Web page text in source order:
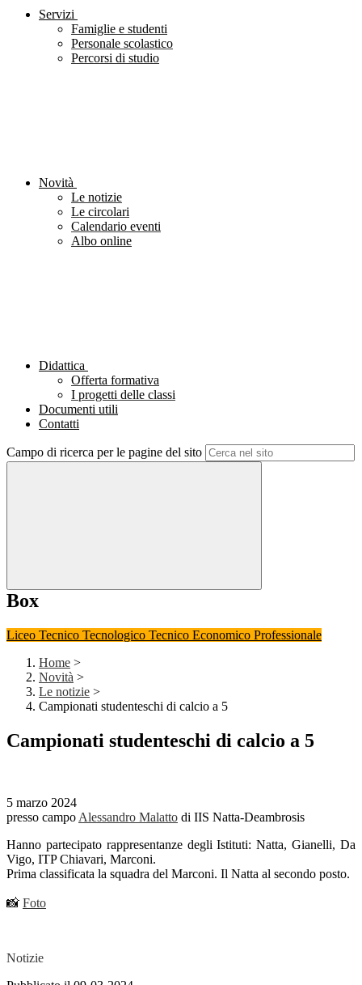
Servizi
Famiglie e studenti
Personale scolastico
Percorsi di studio
Novità
Le notizie
Le circolari
Calendario eventi
Albo online
Didattica
Offerta formativa
I progetti delle classi
Documenti utili
Contatti
Campo di ricerca per le pagine del sito
Box
Liceo Tecnico Tecnologico Tecnico Economico Professionale
Home >
Novità >
Le notizie >
Campionati studenteschi di calcio a 5
Campionati studenteschi di calcio a 5
5 marzo 2024
presso campo Alessandro Malatto di IIS Natta-Deambrosis
Hanno partecipato rappresentanze degli Istituti: Natta, Gianelli, Da
Vigo, ITP Chiavari, Marconi.
Prima classificata la squadra del Marconi. Il Natta al secondo posto.
📸 Foto
Notizie